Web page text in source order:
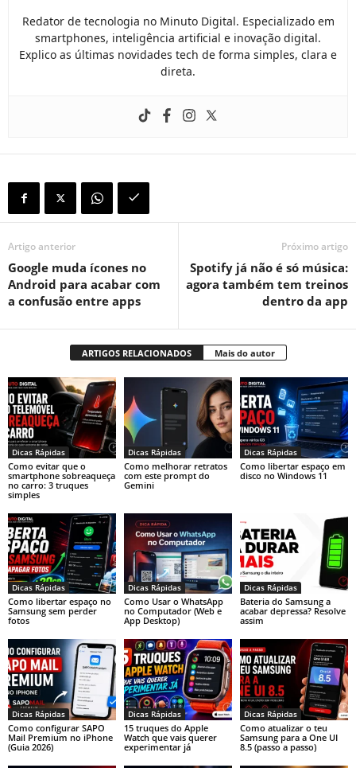
Redator de tecnologia no Minuto Digital. Especializado em
smartphones, inteligência artificial e inovação digital.
Explico as últimas novidades tech de forma simples, clara e
direta.
Artigo anterior
Google muda ícones no
Android para acabar com
a confusão entre apps
Próximo artigo
Spotify já não é só música:
agora também tem treinos
dentro da app
ARTIGOS RELACIONADOS Mais do autor
Dicas Rápidas
Como evitar que o
smartphone sobreaqueça
no carro: 3 truques
simples
Dicas Rápidas
Como melhorar retratos
com este prompt do
Gemini
Dicas Rápidas
Como libertar espaço em
disco no Windows 11
Dicas Rápidas
Como libertar espaço no
Samsung sem perder
fotos
Dicas Rápidas
Como Usar o WhatsApp
no Computador (Web e
App Desktop)
Dicas Rápidas
Bateria do Samsung a
acabar depressa? Resolve
assim
Dicas Rápidas
Como configurar SAPO
Mail Premium no iPhone
(Guia 2026)
Dicas Rápidas
15 truques do Apple
Watch que vais querer
experimentar já
Dicas Rápidas
Como atualizar o teu
Samsung para a One UI
8.5 (passo a passo)